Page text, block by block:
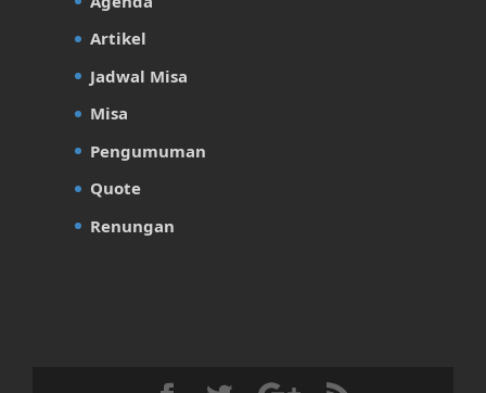
Artikel
Jadwal Misa
Misa
Pengumuman
Quote
Renungan